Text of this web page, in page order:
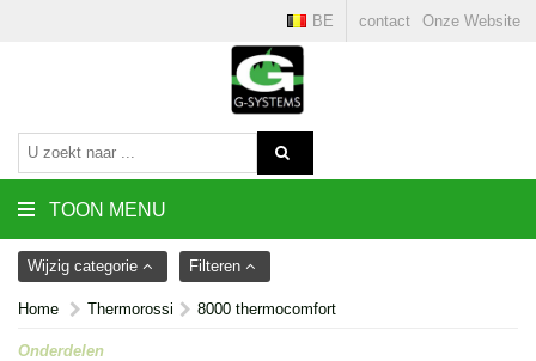
contact Onze Website
BE
TOON MENU
Wijzig categorie Filteren
Home Thermorossi 8000 thermocomfort
Onderdelen